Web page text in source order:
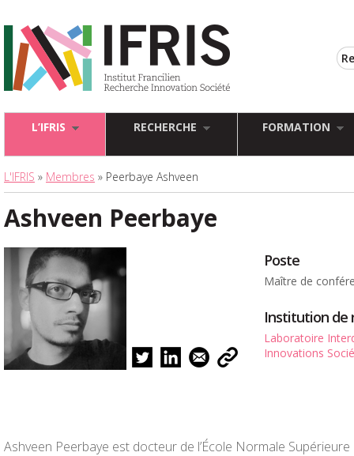
L’IFRIS RECHERCHE FORMATION
L'IFRIS » Membres » Peerbaye Ashveen
Ashveen Peerbaye
Poste
Maître de
Institution de
Laboratoire
Innovations
Ashveen Peerbaye est docteur de l’École Normale